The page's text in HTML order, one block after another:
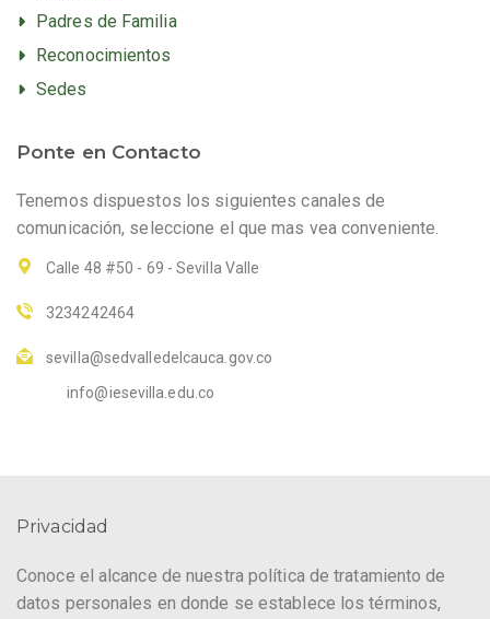
Padres de Familia
Reconocimientos
Sedes
Ponte en Contacto
Tenemos dispuestos los siguientes canales de
comunicación, seleccione el que mas vea conveniente.
Calle 48 #50 - 69 - Sevilla Valle
3234242464
sevilla@sedvalledelcauca.gov.co
info@iesevilla.edu.co
Privacidad
Conoce el alcance de nuestra política de tratamiento de
datos personales en donde se establece los términos,